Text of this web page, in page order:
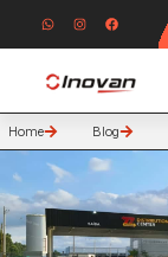
Home Blog